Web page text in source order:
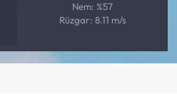
Nem: %57
Rüzgar: 8.11 m/s